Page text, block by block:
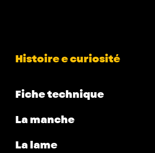
Histoire e curiosité
Fiche technique
La manche
La lame